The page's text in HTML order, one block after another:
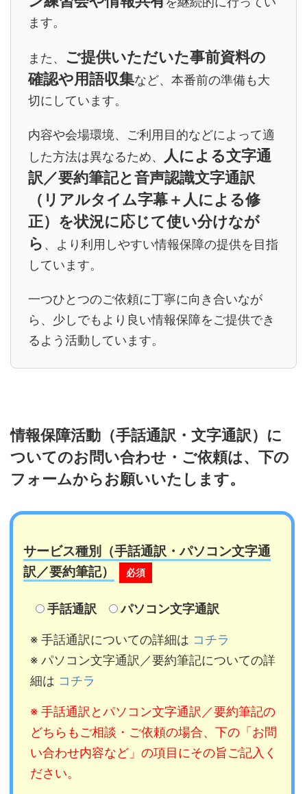
ます。
また、 ご提供いただいた事前資料の
確認や用語収集など、本番前の準備も大
切にしています。
内容や会場環境、ご利用目的などによって適
した方法は異なるため、
人による文字通
訳／要約筆記と音声認識文字通訳
（リアルタイム字幕＋人による修
正）を状況に応じて使い分けなが
ら 、より利用しやすい情報保障の提供を目指
しています。
一つひとつのご依頼に丁寧に向き合いなが
ら、少しでもより良い情報保障をご提供でき
るよう活動しています。
情報保障活動（手話通訳・文字通訳）に
ついてのお問い合わせ・ご依頼は、下の
フォームからお願いいたします。
サービス種別（手話通訳・パソコン文字通
訳／要約筆記）
必須
手話通訳 パソコン文字通訳
※ 手話通訳についての詳細は コチラ
※ パソコン文字通訳／要約筆記についての詳
細は コチラ
※ 手話通訳とパソコン文字通訳／要約筆記の
どちらもご相談・ご依頼の場合、下の「お問
い合わせ内容など」の項目にその旨ご記入く
ださい。